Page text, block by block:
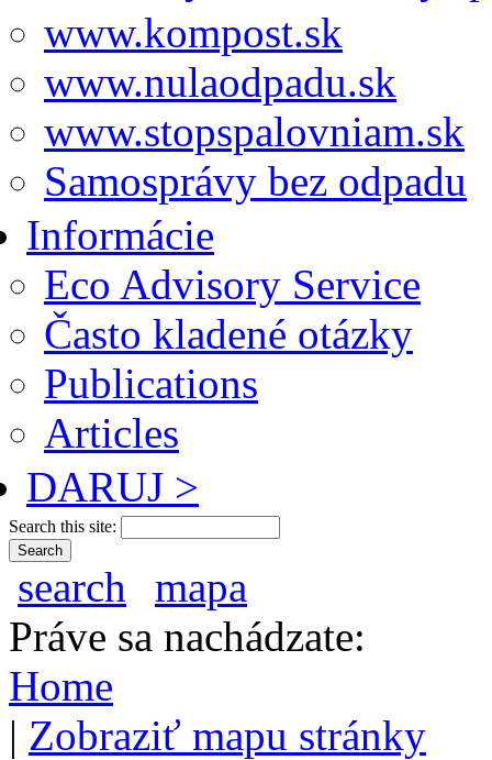
www.kompost.sk
www.nulaodpadu.sk
www.stopspalovniam.sk
Samosprávy bez odpadu
Informácie
Eco Advisory Service
Často kladené otázky
Publications
Articles
DARUJ >
Search this site:
search
mapa
Práve sa nachádzate:
Home
| Zobraziť mapu stránky